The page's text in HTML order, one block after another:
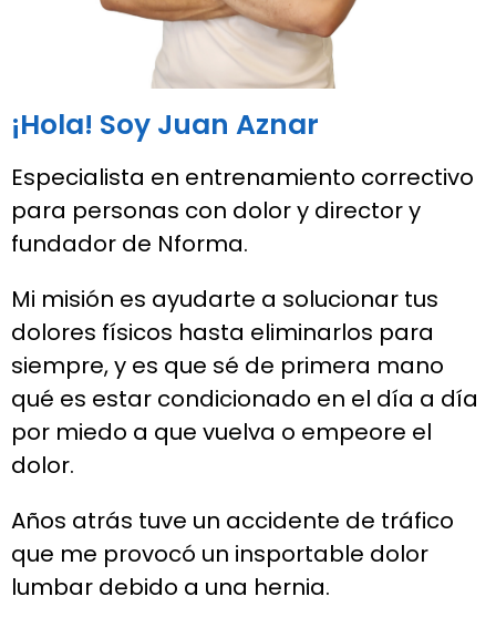
¡Hola! Soy Juan Aznar
Especialista en entrenamiento correctivo
para personas con dolor y director y
fundador de Nforma.
Mi misión es ayudarte a solucionar tus
dolores físicos hasta eliminarlos para
siempre, y es que sé de primera mano
qué es estar condicionado en el día a día
por miedo a que vuelva o empeore el
dolor.
Años atrás tuve un accidente de tráfico
que me provocó un insportable dolor
lumbar debido a una hernia.